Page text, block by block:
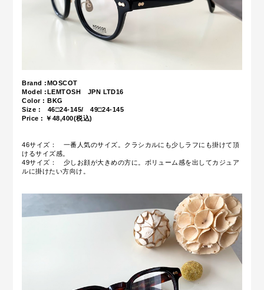
Brand :MOSCOT
Model :LEMTOSH JPN LTD16
Color : BKG
Size : 46□24-145/ 49□24-145
Price : ￥48,400(税込)
46サイズ： 一番人気のサイズ。クラシカルにも少しラフにも掛けて頂
けるサイズ感。
49サイズ： 少しお顔が大きめの方に。ボリューム感を出してカジュア
ルに掛けたい方向け。